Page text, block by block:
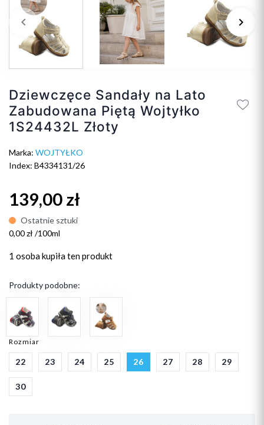
Poprzedni
keyboard_arrow_left keyboard_arrow_right
Dziewczęce Sandały na Lato
Zabudowana Piętą Wojtyłko
1S24432L Złoty
Marka: WOJTYŁKO
Index: B4334131/26
139,00 zł
Ostatnie sztuki
0,00 zł /100ml
1 osobakupiła ten produkt
Produkty podobne:
Rozmiar
22 23 24 25 26 27 28 29
30